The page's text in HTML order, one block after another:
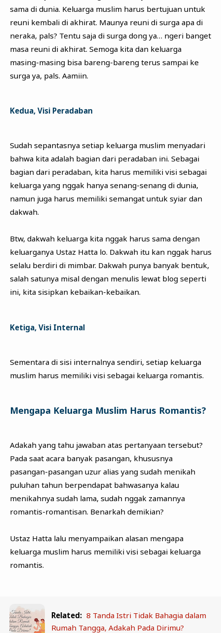
sama di dunia. Keluarga muslim harus bertujuan untuk
reuni kembali di akhirat. Maunya reuni di surga apa di
neraka, pals? Tentu saja di surga dong ya… ngeri banget
masa reuni di akhirat. Semoga kita dan keluarga
masing-masing bisa bareng-bareng terus sampai ke
surga ya, pals. Aamiin.
Kedua, Visi Peradaban
Sudah sepantasnya setiap keluarga muslim menyadari
bahwa kita adalah bagian dari peradaban ini. Sebagai
bagian dari peradaban, kita harus memiliki visi sebagai
keluarga yang nggak hanya senang-senang di dunia,
namun juga harus memiliki semangat untuk syiar dan
dakwah.
Btw, dakwah keluarga kita nggak harus sama dengan
keluarganya Ustaz Hatta lo. Dakwah itu kan nggak harus
selalu berdiri di mimbar. Dakwah punya banyak bentuk,
salah satunya misal dengan menulis lewat blog seperti
ini, kita sisipkan kebaikan-kebaikan.
Ketiga, Visi Internal
Sementara di sisi internalnya sendiri, setiap keluarga
muslim harus memiliki visi sebagai keluarga romantis.
Mengapa Keluarga Muslim Harus Romantis?
Adakah yang tahu jawaban atas pertanyaan tersebut?
Pada saat acara banyak pasangan, khususnya
pasangan-pasangan uzur alias yang sudah menikah
puluhan tahun berpendapat bahwasanya kalau
menikahnya sudah lama, sudah nggak zamannya
romantis-romantisan. Benarkah demikian?
Ustaz Hatta lalu menyampaikan alasan mengapa
keluarga muslim harus memiliki visi sebagai keluarga
romantis.
Related: 8 Tanda Istri Tidak Bahagia dalam
Rumah Tangga, Adakah Pada Dirimu?